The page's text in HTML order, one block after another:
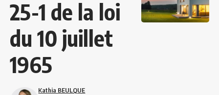
25-1 de la loi
du 10 juillet
1965
Kathia BEULQUE